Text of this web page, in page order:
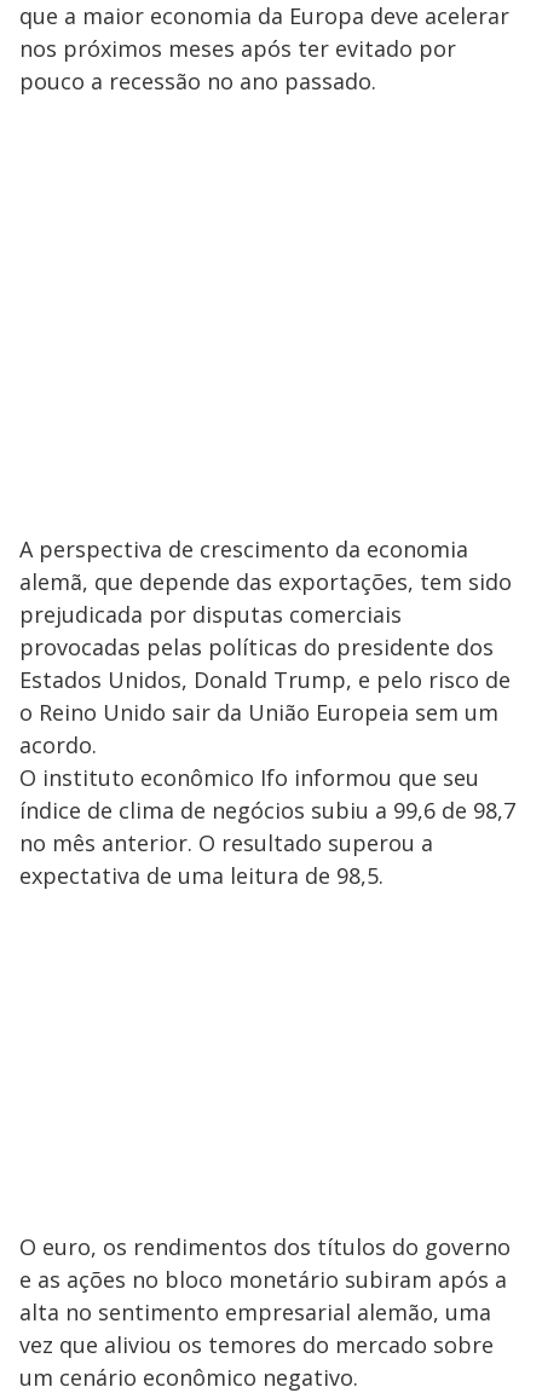
que a maior economia da Europa deve acelerar
nos próximos meses após ter evitado por
pouco a recessão no ano passado.
A perspectiva de crescimento da economia
alemã, que depende das exportações, tem sido
prejudicada por disputas comerciais
provocadas pelas políticas do presidente dos
Estados Unidos, Donald Trump, e pelo risco de
o Reino Unido sair da União Europeia sem um
acordo.
O instituto econômico Ifo informou que seu
índice de clima de negócios subiu a 99,6 de 98,7
no mês anterior. O resultado superou a
expectativa de uma leitura de 98,5.
O euro, os rendimentos dos títulos do governo
e as ações no bloco monetário subiram após a
alta no sentimento empresarial alemão, uma
vez que aliviou os temores do mercado sobre
um cenário econômico negativo.